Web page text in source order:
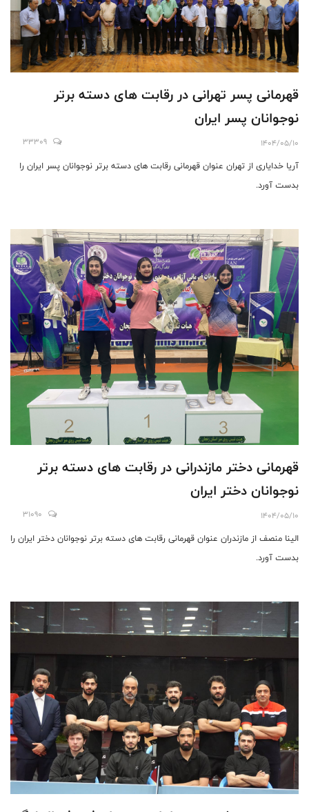
قهرمانی پسر تهرانی در رقابت های دسته برتر
نوجوانان پسر ایران
1404/05/10
33309
آریا خدایاری از تهران عنوان قهرمانی رقابت های دسته برتر نوجوانان پسر ایران را
بدست آورد.
قهرمانی دختر مازندرانی در رقابت های دسته برتر
نوجوانان دختر ایران
1404/05/10
31090
الینا منصف از مازندران عنوان قهرمانی رقابت های دسته برتر نوجوانان دختر ایران را
بدست آورد.